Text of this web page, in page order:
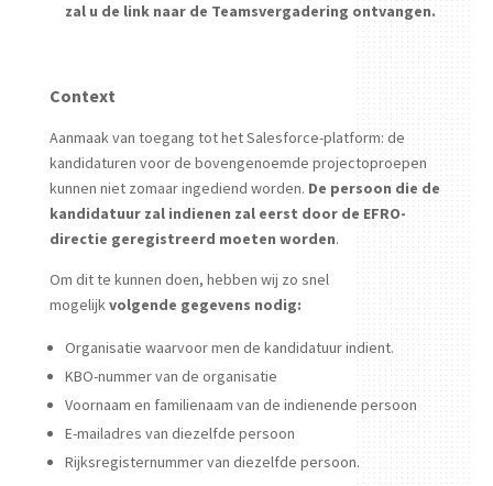
zal u de link naar de Teamsvergadering ontvangen.
Context
Aanmaak van toegang tot het Salesforce-platform: de
kandidaturen voor de bovengenoemde projectoproepen
kunnen niet zomaar ingediend worden. De persoon die de
kandidatuur zal indienen zal eerst door de EFRO-
directie geregistreerd moeten worden.
Om dit te kunnen doen, hebben wij zo snel
mogelijkvolgende gegevens nodig:
Organisatie waarvoor men de kandidatuur indient.
KBO-nummer van de organisatie
Voornaam en familienaam van de indienende persoon
E-mailadres van diezelfde persoon
Rijksregisternummer van diezelfde persoon.